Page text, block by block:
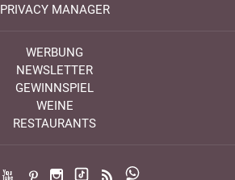
PRIVACY MANAGER
WERBUNG
NEWSLETTER
GEWINNSPIEL
WEINE
RESTAURANTS